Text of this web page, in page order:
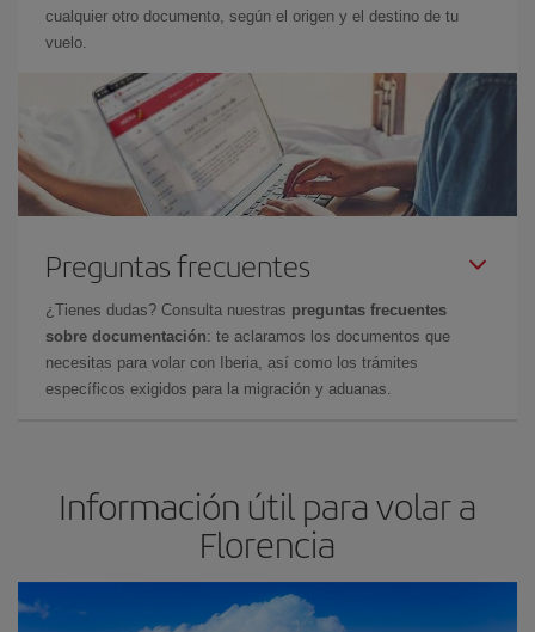
cualquier otro documento, según el origen y el destino de tu
vuelo.
Preguntas frecuentes
¿Tienes dudas? Consulta nuestras preguntas frecuentes
sobre documentación: te aclaramos los documentos que
necesitas para volar con Iberia, así como los trámites
específicos exigidos para la migración y aduanas.
Información útil para volar a
Florencia